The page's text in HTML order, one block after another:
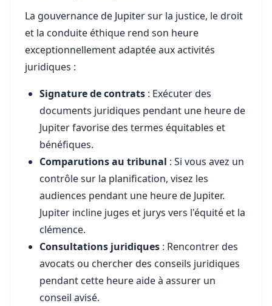
La gouvernance de Jupiter sur la justice, le droit
et la conduite éthique rend son heure
exceptionnellement adaptée aux activités
juridiques :
Signature de contrats : Exécuter des
documents juridiques pendant une heure de
Jupiter favorise des termes équitables et
bénéfiques.
Comparutions au tribunal : Si vous avez un
contrôle sur la planification, visez les
audiences pendant une heure de Jupiter.
Jupiter incline juges et jurys vers l'équité et la
clémence.
Consultations juridiques : Rencontrer des
avocats ou chercher des conseils juridiques
pendant cette heure aide à assurer un
conseil avisé.